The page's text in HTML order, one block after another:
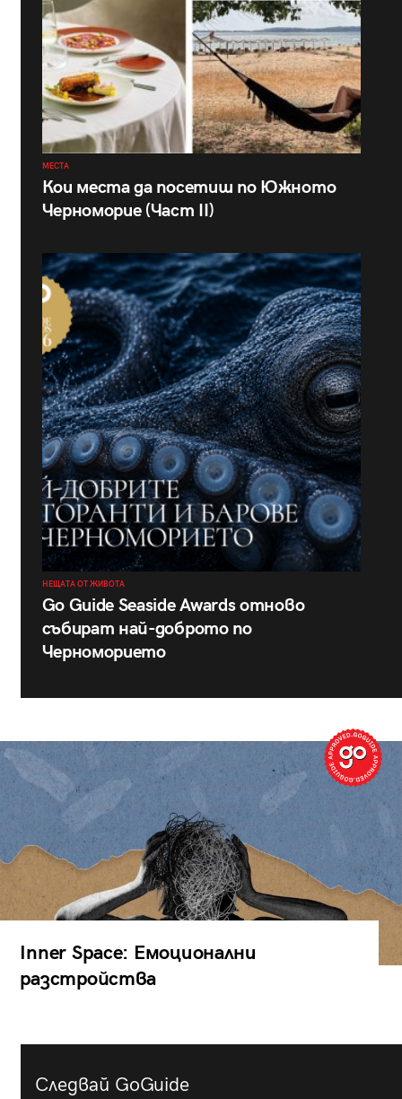
МЕСТА
Кои места да посетиш по Южното
Черноморие (Част II)
НЕЩАТА ОТ ЖИВОТА
Go Guide Seaside Awards отново
събират най-доброто по
Черноморието
Inner Space: Емоционални
разстройства
Следвай GoGuide